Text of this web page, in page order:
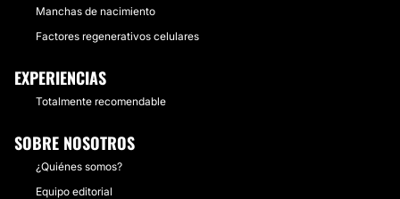
Manchas de nacimiento
Factores regenerativos celulares
EXPERIENCIAS
Totalmente recomendable
SOBRE NOSOTROS
¿Quiénes somos?
Equipo editorial